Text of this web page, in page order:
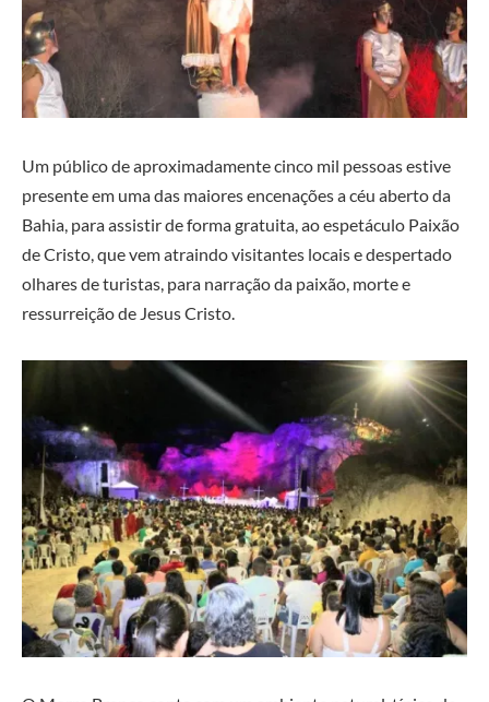
Um público de aproximadamente cinco mil pessoas estive
presente em uma das maiores encenações a céu aberto da
Bahia, para assistir de forma gratuita, ao espetáculo Paixão
de Cristo, que vem atraindo visitantes locais e despertado
olhares de turistas, para narração da paixão, morte e
ressurreição de Jesus Cristo.